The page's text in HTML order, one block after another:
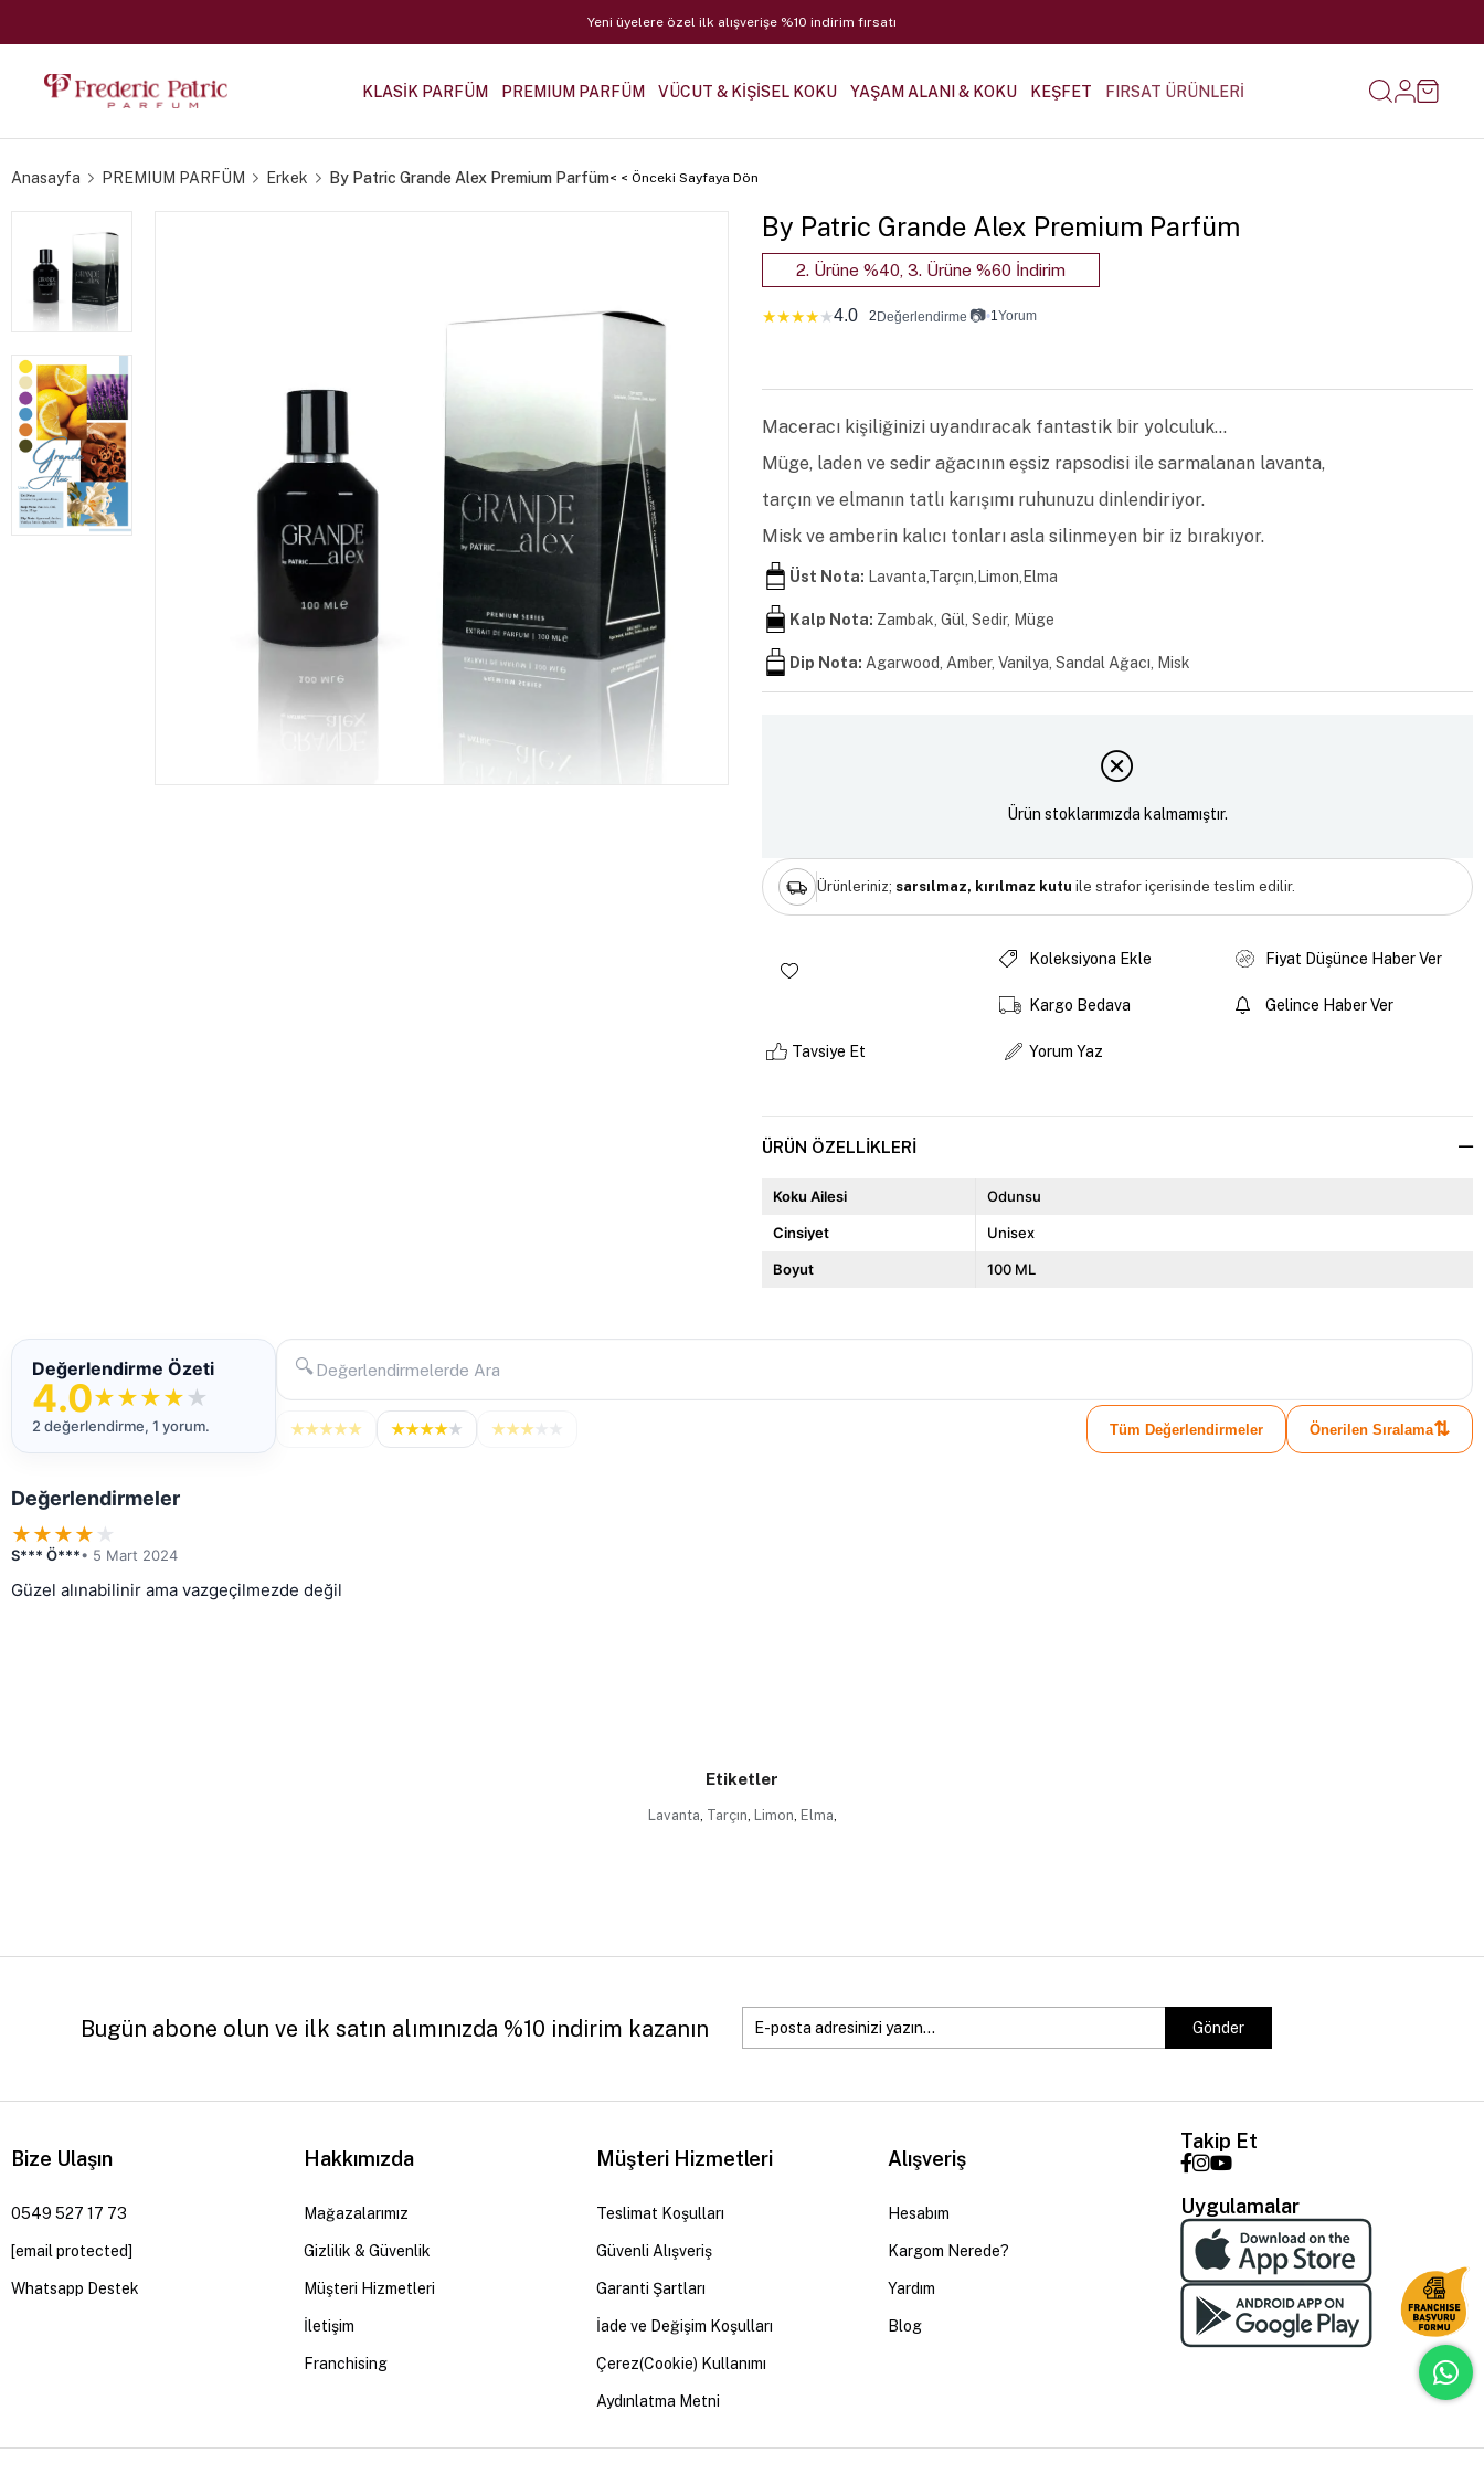
Yeni üyelere özel ilk alışverişe %10 indirim fırsatı
KLASİK PARFÜM PREMIUM PARFÜM VÜCUT & KİŞİSEL KOKU YAŞAM ALANI & KOKU KEŞFET FIRSAT ÜRÜNLERİ
Anasayfa PREMIUM PARFÜM Erkek By Patric Grande Alex Premium Parfüm< < Önceki Sayfaya Dön
By Patric Grande Alex Premium Parfüm
2. Ürüne %40, 3. Ürüne %60 İndirim
★★★★★4.0 2 Değerlendirme 📷•1Yorum
Maceracı kişiliğinizi uyandıracak fantastik bir yolculuk...
Müge, laden ve sedir ağacının eşsiz rapsodisi ile sarmalanan lavanta,
tarçın ve elmanın tatlı karışımı ruhunuzu dinlendiriyor.
Misk ve amberin kalıcı tonları asla silinmeyen bir iz bırakıyor.
Üst Nota: Lavanta,Tarçın,Limon,Elma
Kalp Nota: Zambak, Gül, Sedir, Müge
Dip Nota: Agarwood, Amber, Vanilya, Sandal Ağacı, Misk
Ürün stoklarımızda kalmamıştır.
Ürünleriniz; sarsılmaz, kırılmaz kutu ile strafor içerisinde teslim edilir.
Koleksiyona Ekle Fiyat Düşünce Haber Ver
Kargo Bedava Gelince Haber Ver
Tavsiye Et Yorum Yaz
ÜRÜN ÖZELLIKLERI
Koku Ailesi Odunsu
Cinsiyet Unisex
Boyut 100 ML
Değerlendirme Özeti
4.0★★★★ ★
2 değerlendirme, 1 yorum.
🔍
★★★★★ ★★★★★ ★★★ Tüm Değerlendirmeler Önerilen Sıralama⇅
Değerlendirmeler
★★★★ ★
S*** Ö***• 5 Mart 2024
Güzel alınabilinir ama vazgeçilmezde değil
Etiketler
Lavanta, Tarçın, Limon, Elma,
Bugün abone olun ve ilk satın alımınızda %10 indirim kazanın Gönder
Bize Ulaşın
0549 527 17 73
[email protected]
Whatsapp Destek
Hakkımızda
Mağazalarımız
Gizlilik & Güvenlik
Müşteri Hizmetleri
İletişim
Franchising
Müşteri Hizmetleri
Teslimat Koşulları
Güvenli Alışveriş
Garanti Şartları
İade ve Değişim Koşulları
Çerez(Cookie) Kullanımı
Aydınlatma Metni
Alışveriş
Hesabım
Kargom Nerede?
Yardım
Blog
Takip Et
Uygulamalar